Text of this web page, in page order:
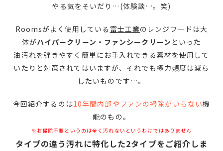
やる気をそいだり…(体験談…。笑)
Roomsがよく使用している 富士工業のレンジフードは大
体がハイパークリーン・ファンシークリーン といった
油汚れを弾きやすく簡単にお手入れできる素材を使用して
いたりと対策されてはいますが、それでも極力頻度は減ら
したいものです…。
今回紹介するのは10年間内部やファンの掃除がいらない機
能のもの。
※お掃除不要というのは全く汚れないというわけではありません
タイプの違う汚れに特化した2タイプをご紹介しま